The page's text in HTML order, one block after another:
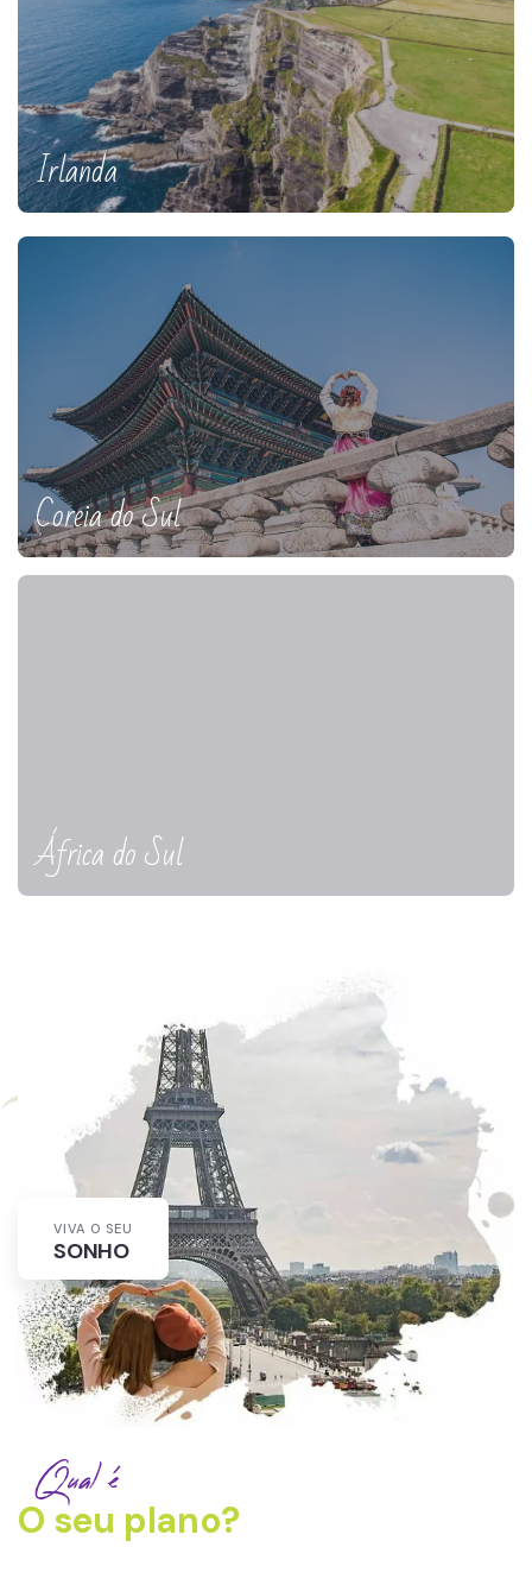
Irlanda
Coreia do Sul
África do Sul
VIVA O SEU
SONHO
Qual é
O seu plano?